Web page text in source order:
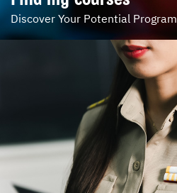
Discover Your Potential Program